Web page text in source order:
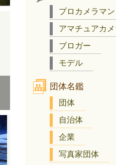
プロカメラマン
アマチュアカ
ブロガー
モデル
団体名鑑
団体
自治体
企業
写真家団体